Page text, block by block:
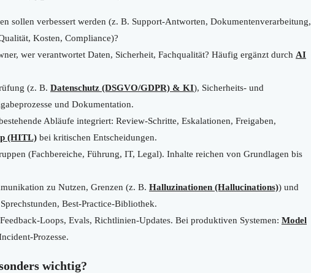
sollen verbessert werden (z. B. Support-Antworten, Dokumentenverarbeitung,
Kosten, Compliance)?
wer verantwortet Daten, Sicherheit, Fachqualität? Häufig ergänzt durch AI
(z. B. Datenschutz (DSGVO/GDPR) & KI), Sicherheits- und
und Dokumentation.
Abläufe integriert: Review-Schritte, Eskalationen, Freigaben,
(HITL) bei kritischen Entscheidungen.
(Fachbereiche, Führung, IT, Legal). Inhalte reichen von Grundlagen bis
zu Nutzen, Grenzen (z. B. Halluzinationen (Hallucinations)) und
Best-Practice-Bibliothek.
Loops, Evals, Richtlinien-Updates. Bei produktiven Systemen: Model
Prozesse.
wichtig?